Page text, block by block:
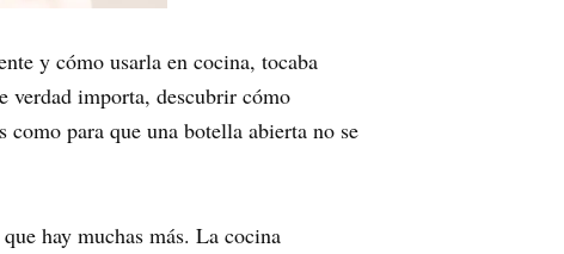
y cómo usarla en cocina, tocaba
verdad importa, descubrir cómo
para que una botella abierta no se
hay muchas más. La cocina